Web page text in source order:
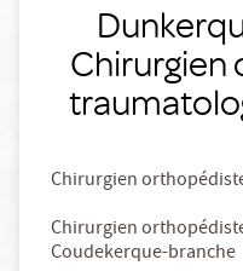
Chirurgien
Chirurgien
Coudekerque-branche